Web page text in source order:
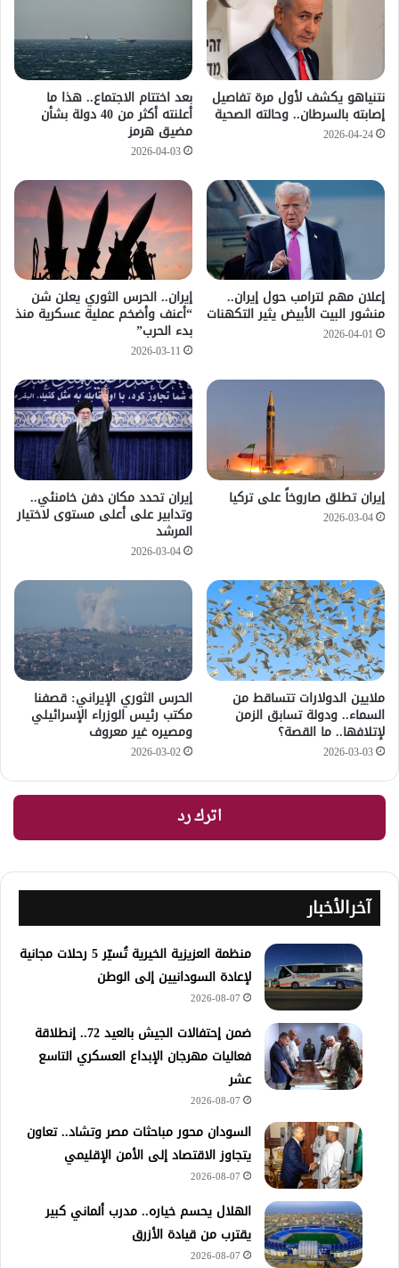
نتنياهو يكشف لأول مرة تفاصيل
إصابته بالسرطان.. وحالته الصحية
2026-04-24
بعد اختتام الاجتماع.. هذا ما
أعلنته أكثر من 40 دولة بشأن
مضيق هرمز
2026-04-03
إعلان مهم لترامب حول إيران..
منشور البيت الأبيض يثير التكهنات
2026-04-01
إيران.. الحرس الثوري يعلن شن
“أعنف وأضخم عملية عسكرية منذ
بدء الحرب”
2026-03-11
إيران تطلق صاروخاً على تركيا
2026-03-04
إيران تحدد مكان دفن خامنئي..
وتدابير على أعلى مستوى لاختيار
المرشد
2026-03-04
ملايين الدولارات تتساقط من
السماء.. ودولة تسابق الزمن
لإتلافها.. ما القصة؟
2026-03-03
الحرس الثوري الإيراني: قصفنا
مكتب رئيس الوزراء الإسرائيلي
ومصيره غير معروف
2026-03-02
اترك رد
آخرالأخبار
منظمة العزيزية الخيرية تُسيّر 5 رحلات مجانية
لإعادة السودانيين إلى الوطن
2026-08-07
ضمن إحتفالات الجيش بالعيد 72.. إنطلاقة
فعاليات مهرجان الإبداع العسكري التاسع
عشر
2026-08-07
السودان محور مباحثات مصر وتشاد.. تعاون
يتجاوز الاقتصاد إلى الأمن الإقليمي
2026-08-07
الهلال يحسم خياره.. مدرب ألماني كبير
يقترب من قيادة الأزرق
2026-08-07